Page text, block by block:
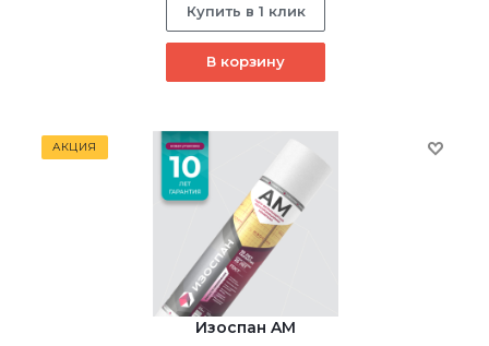
Купить в 1 клик
В корзину
АКЦИЯ
Изоспан AM